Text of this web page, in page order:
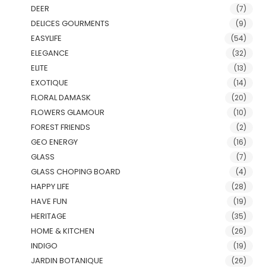
DEER (7)
DELICES GOURMENTS (9)
EASYLIFE (54)
ELEGANCE (32)
ELITE (13)
EXOTIQUE (14)
FLORAL DAMASK (20)
FLOWERS GLAMOUR (10)
FOREST FRIENDS (2)
GEO ENERGY (16)
GLASS (7)
GLASS CHOPING BOARD (4)
HAPPY LIFE (28)
HAVE FUN (19)
HERITAGE (35)
HOME & KITCHEN (26)
INDIGO (19)
JARDIN BOTANIQUE (26)